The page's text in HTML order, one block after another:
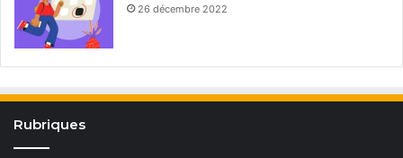
26 décembre 2022
Rubriques